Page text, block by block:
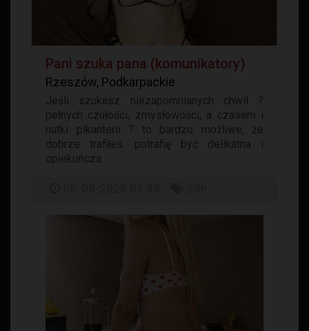
Pani szuka pana (komunikatory)
Rzeszów, Podkarpackie
Jeśli szukasz niezapomnianych chwil ?
pełnych czułości, zmysłowości, a czasem i
nutki pikanterii ? to bardzo możliwe, że
dobrze trafiłeś. potrafię być delikatna i
opiekuńcza...